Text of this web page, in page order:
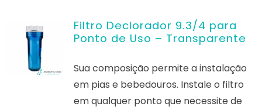
Blog
Filtro Declorador 9.3/4 para
Ponto de Uso – Transparente
Sua composição permite a instalação
em pias e bebedouros. Instale o filtro
em qualquer ponto que necessite de